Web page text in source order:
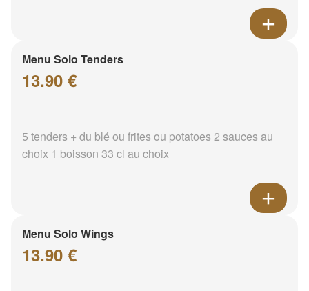
Menu Solo Tenders
13.90 €
5 tenders + du blé ou frites ou potatoes 2 sauces au
choix 1 boisson 33 cl au choix
Menu Solo Wings
13.90 €